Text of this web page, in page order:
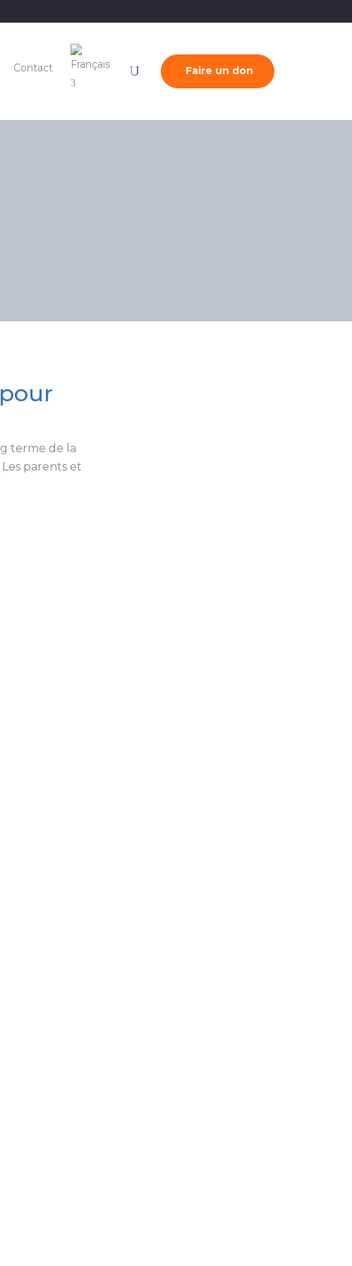
Contact Faire un don
terme de la
parents et